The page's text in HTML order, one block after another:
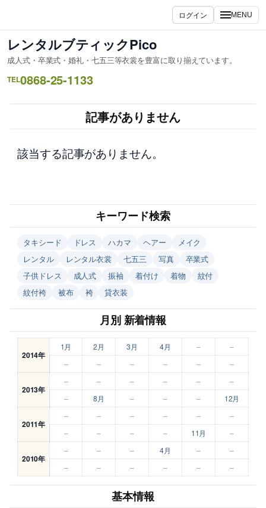
を
ス
キ
ッ
ログイン MENU
レンタルブティックPico
成人式・卒業式・婚礼・七五三等衣裳を豊富に取り揃えています。
TEL0868-25-1133
記事がありません
該当する記事がありません。
キーワード検索
タキシード ドレス ハカマ ヘアー
メイク
レンタル
レンタル衣裳 七五三 写真
卒業式
子供ドレス
成人式 振袖 着付け 着物
紋付
紋付袴
被布 袴 貸衣装
月別 新着情報
2014年
1月 2月 3月 4月 –
–
–
– – – – –
2013年
– – – – –
–
–
8月 – – – 12月
2011年
– – – – –
–
–
– – – 11月 –
2010年
– – – 4月 –
–
–
– – – – –
基本情報